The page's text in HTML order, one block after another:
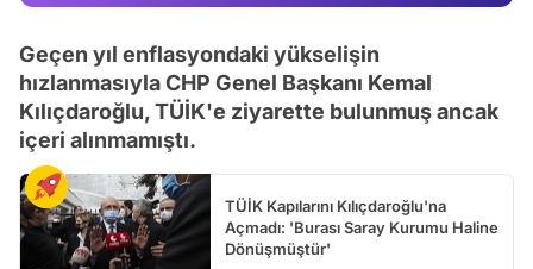
Geçen yıl enflasyondaki yükselişin
hızlanmasıyla CHP Genel Başkanı Kemal
Kılıçdaroğlu, TÜİK'e ziyarette bulunmuş ancak
içeri alınmamıştı.
TÜİK Kapılarını Kılıçdaroğlu'na
Açmadı: 'Burası Saray Kurumu Haline
Dönüşmüştür'